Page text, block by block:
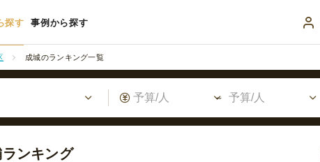
探す 事例から探す
成城のランキング一覧
ンキング